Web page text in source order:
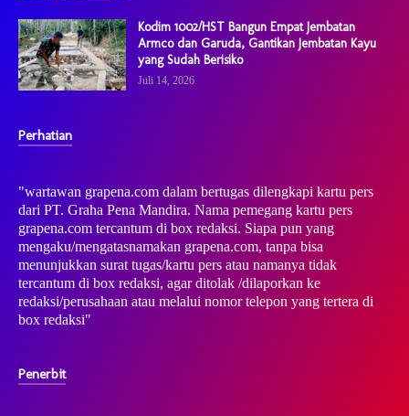
Kodim 1002/HST Bangun Empat Jembatan
Armco dan Garuda, Gantikan Jembatan Kayu
yang Sudah Berisiko
Juli 14, 2026
Perhatian
"wartawan grapena.com dalam bertugas dilengkapi kartu pers
dari PT. Graha Pena Mandira. Nama pemegang kartu pers
grapena.com tercantum di box redaksi. Siapa pun yang
mengaku/mengatasnamakan grapena.com, tanpa bisa
menunjukkan surat tugas/kartu pers atau namanya tidak
tercantum di box redaksi, agar ditolak /dilaporkan ke
redaksi/perusahaan atau melalui nomor telepon yang tertera di
box redaksi"
Penerbit